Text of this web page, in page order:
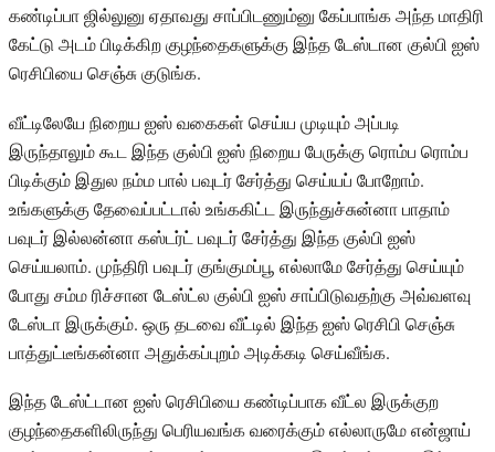
கண்டிப்பா ஜில்லுனு ஏதாவது சாப்பிடணும்னு கேப்பாங்க அந்த மாதிரி
கேட்டு அடம் பிடிக்கிற குழந்தைகளுக்கு இந்த டேஸ்டான குல்பி ஐஸ்
ரெசிபியை செஞ்சு குடுங்க.
வீட்டிலேயே நிறைய ஐஸ் வகைகள் செய்ய முடியும் அப்படி
இருந்தாலும் கூட இந்த குல்பி ஐஸ் நிறைய பேருக்கு ரொம்ப ரொம்ப
பிடிக்கும் இதுல நம்ம பால் பவுடர் சேர்த்து செய்யப் போறோம்.
உங்களுக்கு தேவைப்பட்டால் உங்ககிட்ட இருந்துச்சுன்னா பாதாம்
பவுடர் இல்லன்னா கஸ்டர்ட் பவுடர் சேர்த்து இந்த குல்பி ஐஸ்
செய்யலாம். முந்திரி பவுடர் குங்குமப்பூ எல்லாமே சேர்த்து செய்யும்
போது சம்ம ரிச்சான டேஸ்ட்ல குல்பி ஐஸ் சாப்பிடுவதற்கு அவ்வளவு
டேஸ்டா இருக்கும். ஒரு தடவை வீட்டில் இந்த ஐஸ் ரெசிபி செஞ்சு
பாத்துட்டீங்கன்னா அதுக்கப்புறம் அடிக்கடி செய்வீங்க.
இந்த டேஸ்ட்டான ஐஸ் ரெசிபியை கண்டிப்பாக வீட்ல இருக்குற
குழந்தைகளிலிருந்து பெரியவங்க வரைக்கும் எல்லாருமே என்ஜாய்